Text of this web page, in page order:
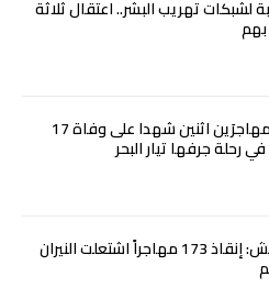
لشبكات تهريب البشر.. اعتقال ثلاثة
بهم
جزر البليار: إنقاذ مهاجرَين اثنين شهدا على وفاة 17
رحلة جرفها تيار البحر
الهجرة عبر المانش: إنقاذ 173 مهاجراً اشتعلت النيران